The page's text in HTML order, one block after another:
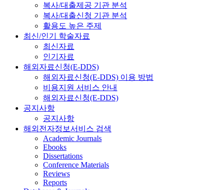
복사/대출제공 기관 분석
복사/대출신청 기관 분석
활용도 높은 주제
최신/인기 학술자료
최신자료
인기자료
해외자료신청(E-DDS)
해외자료신청(E-DDS) 이용 방법
비용지원 서비스 안내
해외자료신청(E-DDS)
공지사항
공지사항
해외전자정보서비스 검색
Academic Journals
Ebooks
Dissertations
Conference Materials
Reviews
Reports